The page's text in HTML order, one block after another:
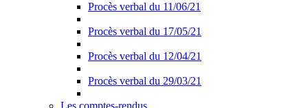
Procès verbal du 11/06/21
Procès verbal du 17/05/21
Procès verbal du 12/04/21
Procès verbal du 29/03/21
Les comptes-rendus